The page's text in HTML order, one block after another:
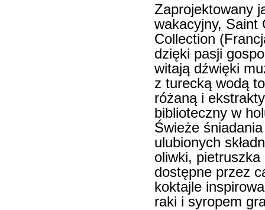
Zaprojektowany
wakacyjny, Saint
Collection
dzięki pasji
witają dźwięki
z turecką wodą
różaną i
biblioteczny w
Świeże
ulubionych
oliwki,
dostępne przez
koktajle
raki i syropem